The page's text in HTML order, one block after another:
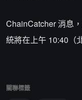
ChainCatcher 消息
統將在上午 10:40（
關聯標籤